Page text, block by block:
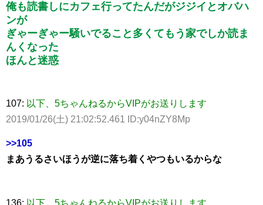
俺も読書しにカフェ行ってたんだがジジイとオバハ
ンが
ぎゃーぎゃー騒いでること多くてもう家でしか読ま
んくなった
ほんと迷惑
107: 以下、5ちゃんねるからVIPがお送りします
2019/01/26(土) 21:02:52.461 ID:y04nZY8Mp
>>105
まあうるさいほうが逆に落ち着くやつもいるからな
136: 以下、5ちゃんねるからVIPがお送りします